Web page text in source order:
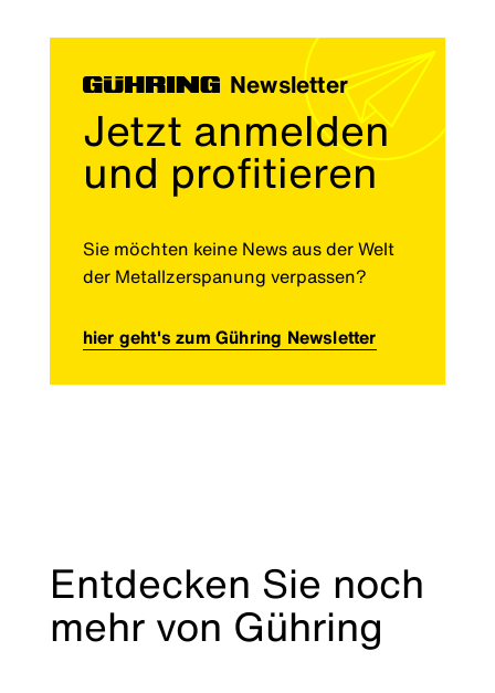
Newsletter
Jetzt anmelden
und profitieren
Sie möchten keine News aus der Welt
der Metallzerspanung verpassen?
hier geht's zum Gühring Newsletter
Entdecken Sie noch
mehr von Gühring